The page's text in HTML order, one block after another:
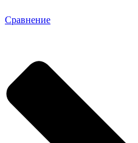
Сравнение